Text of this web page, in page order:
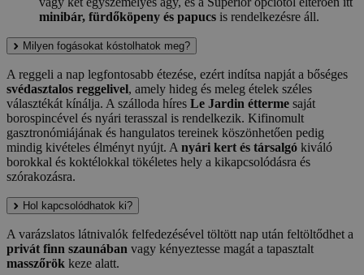
minibár, fürdőköpeny és papucs is rendelkezésre áll.
Milyen fogásokat kóstolhatok meg?
A reggeli a nap legfontosabb étezése, ezért indítsa napját a bőséges
svédasztalos reggelivel, amely hideg és meleg ételek széles
választékát kínálja. A szálloda híres Le Jardin étterme saját
borospincével és nyári terasszal is rendelkezik. Kifinomult
gasztronómiájának és hangulatos tereinek köszönhetően pedig
mindig kivételes élményt nyújt. A nyári kert és társalgó kiváló
borokkal és koktélokkal tökéletes hely a kikapcsolódásra és
szórakozásra.
Hol kapcsolódhatok ki?
A varázslatos látnivalók felfedezésével töltött nap után feltöltődhet a
privát finn szaunában vagy kényeztesse magát a tapasztalt
masszőrök keze alatt.